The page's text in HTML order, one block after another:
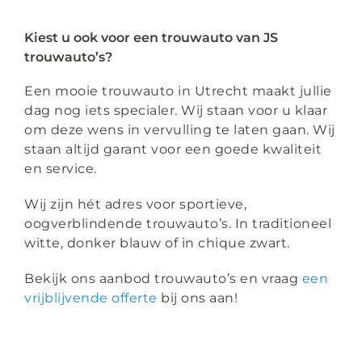
Kiest u ook voor een trouwauto van JS
trouwauto’s?
Een mooie trouwauto in Utrecht maakt jullie
dag nog iets specialer. Wij staan voor u klaar
om deze wens in vervulling te laten gaan. Wij
staan altijd garant voor een goede kwaliteit
en service.
Wij zijn hét adres voor sportieve,
oogverblindende trouwauto’s. In traditioneel
witte, donker blauw of in chique zwart.
Bekijk ons aanbod trouwauto’s en vraag een
vrijblijvende offerte bij ons aan!